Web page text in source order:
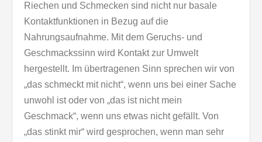
Riechen und Schmecken sind nicht nur basale
Kontaktfunktionen in Bezug auf die
Nahrungsaufnahme. Mit dem Geruchs- und
Geschmackssinn wird Kontakt zur Umwelt
hergestellt. Im übertragenen Sinn sprechen wir von
„das schmeckt mit nicht“, wenn uns bei einer Sache
unwohl ist oder von „das ist nicht mein
Geschmack“, wenn uns etwas nicht gefällt. Von
„das stinkt mir“ wird gesprochen, wenn man sehr